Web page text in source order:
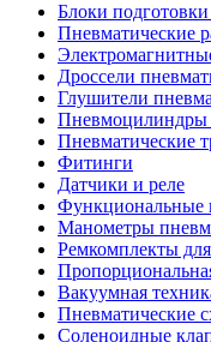
Блоки подготовки
Пневматические
Дроссели
Глушители
Пневмоцилиндры
Пневматические
Фитинги
Датчики и реле
Функциональные
Манометры
Ремкомплекты
Вакуумная
Пневматические
Соленоидные